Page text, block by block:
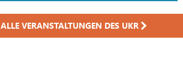
ALLE VERANSTALTUNGEN DES UKR